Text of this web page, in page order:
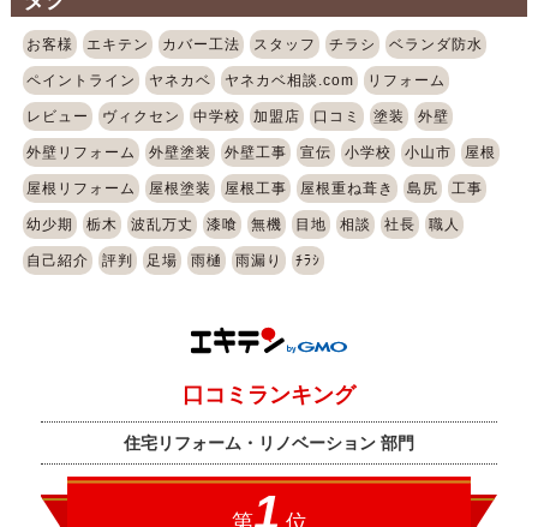
お客様 エキテン カバー工法 スタッフ チラシ ベランダ防水
ペイントライン ヤネカベ ヤネカベ相談.com リフォーム
レビュー ヴィクセン 中学校 加盟店 口コミ 塗装 外壁
外壁リフォーム 外壁塗装 外壁工事 宣伝 小学校 小山市 屋根
屋根リフォーム 屋根塗装 屋根工事 屋根重ね葺き 島尻 工事
幼少期 栃木 波乱万丈 漆喰 無機 目地 相談 社長 職人
自己紹介 評判 足場 雨樋 雨漏り ﾁﾗｼ